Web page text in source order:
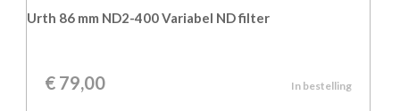
Urth 86 mm ND2-400 Variabel ND filter
€ 79,00 In bestelling